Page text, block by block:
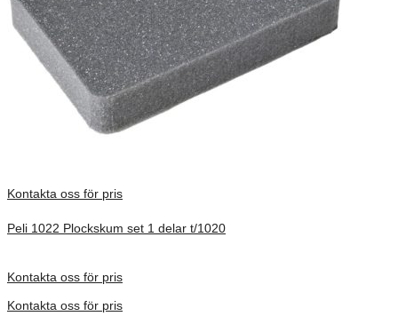
Kontakta oss för pris
Peli 1022 Plockskum set 1 delar t/1020
Kontakta oss för pris
Kontakta oss för pris